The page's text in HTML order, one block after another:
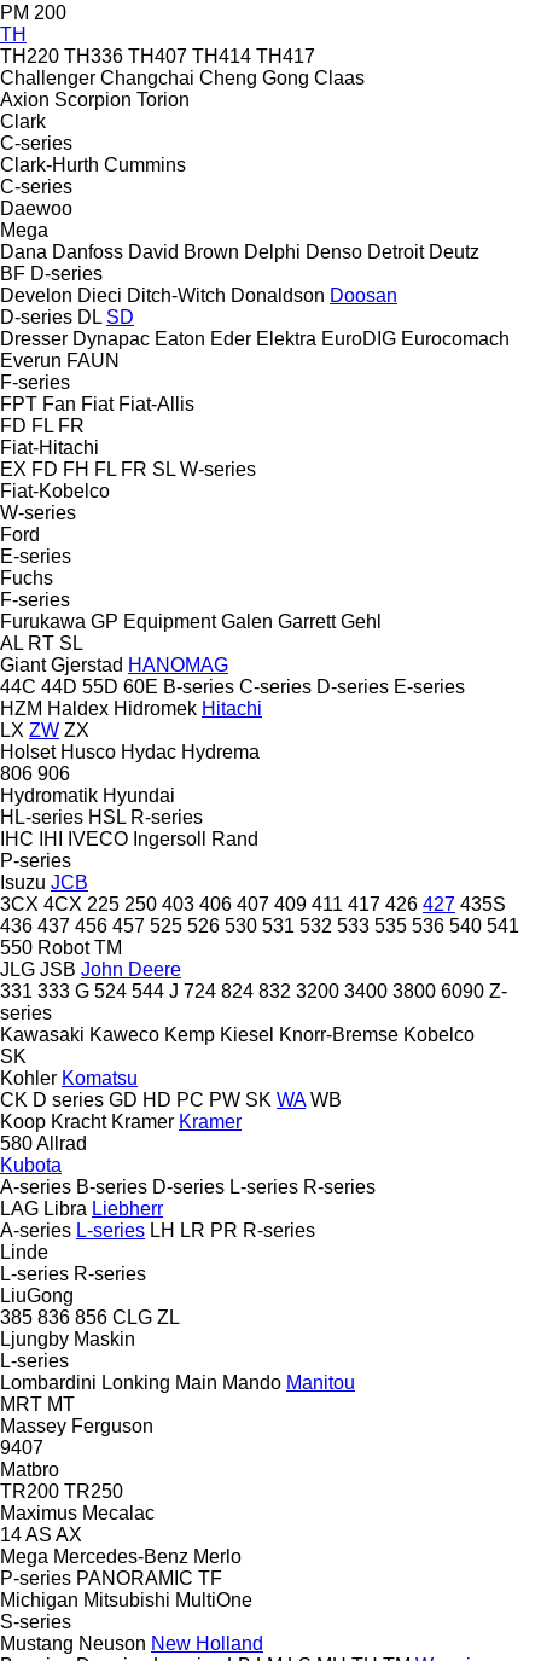
PM 200
TH
TH220 TH336 TH407 TH414 TH417
Challenger Changchai Cheng Gong Claas
Axion Scorpion Torion
Clark
C-series
Clark-Hurth Cummins
C-series
Daewoo
Mega
Dana Danfoss David Brown Delphi Denso Detroit Deutz
BF D-series
Develon Dieci Ditch-Witch Donaldson Doosan
D-series DL SD
Dresser Dynapac Eaton Eder Elektra EuroDIG Eurocomach
Everun FAUN
F-series
FPT Fan Fiat Fiat-Allis
FD FL FR
Fiat-Hitachi
EX FD FH FL FR SL W-series
Fiat-Kobelco
W-series
Ford
E-series
Fuchs
F-series
Furukawa GP Equipment Galen Garrett Gehl
AL RT SL
Giant Gjerstad HANOMAG
44C 44D 55D 60E B-series C-series D-series E-series
HZM Haldex Hidromek Hitachi
LX ZW ZX
Holset Husco Hydac Hydrema
806 906
Hydromatik Hyundai
HL-series HSL R-series
IHC
IHI IVECO Ingersoll Rand
P-series
Isuzu JCB
3CX 4CX 225 250 403 406 407 409 411 417 426 427 435S
436 437 456 457 525 526 530 531 532 533 535 536 540 541
550 Robot TM
JLG JSB John Deere
331 333 G 524 544 J 724 824 832 3200 3400 3800 6090 Z-
series
Kawasaki Kaweco Kemp Kiesel Knorr-Bremse Kobelco
SK
Kohler Komatsu
CK D series GD HD PC PW SK WA WB
Koop Kracht Kramer Kramer
580Allrad
Kubota
A-series B-series D-series L-series R-series
LAG Libra Liebherr
A-series L-series LH LR PR R-series
Linde
L-series R-series
LiuGong
385 836 856 CLG ZL
Ljungby Maskin
L-series
Lombardini Lonking Main Mando Manitou
MRT MT
Massey Ferguson
9407
Matbro
TR200 TR250
Maximus Mecalac
14AS AX
Mega Mercedes-Benz Merlo
P-series PANORAMIC TF
Michigan Mitsubishi MultiOne
S-series
Mustang Neuson New Holland